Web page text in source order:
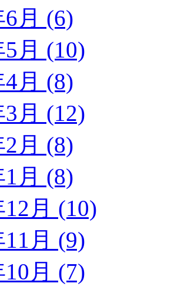
6月 (6)
5月 (10)
4月 (8)
3月 (12)
2月 (8)
1月 (8)
12月 (10)
11月 (9)
10月 (7)